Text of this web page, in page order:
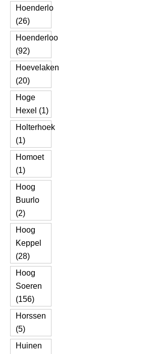
Hoenderlo
(26)
Hoenderloo
(92)
Hoevelaken
(20)
Hoge
Hexel (1)
Holterhoek
(1)
Homoet
(1)
Hoog
Buurlo
(2)
Hoog
Keppel
(28)
Hoog
Soeren
(156)
Horssen
(5)
Huinen